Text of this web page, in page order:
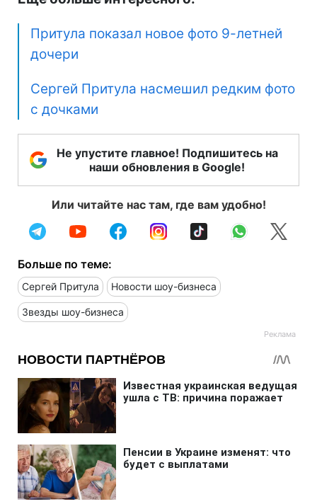
Притула показал новое фото 9-летней
дочери
Сергей Притула насмешил редким фото
с дочками
Не упустите главное! Подпишитесь на
наши обновления в Google!
Или читайте нас там, где вам удобно!
Больше по теме:
Сергей Притула Новости шоу-бизнеса
Звезды шоу-бизнеса